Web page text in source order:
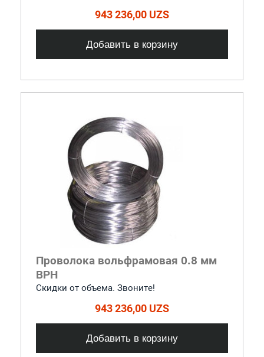
943 236,00 UZS
Добавить в корзину
Проволока вольфрамовая 0.8 мм
ВРН
Скидки от объема. Звоните!
943 236,00 UZS
Добавить в корзину